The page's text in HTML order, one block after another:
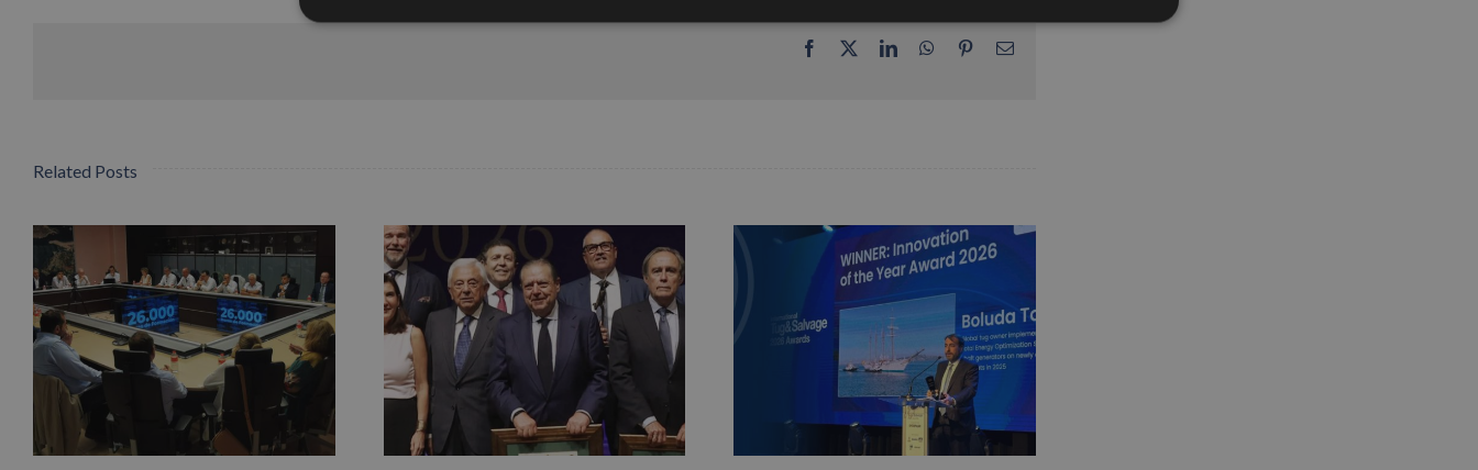
Facebook
X LinkedInWhatsApp
PinterestEmail
Related Posts